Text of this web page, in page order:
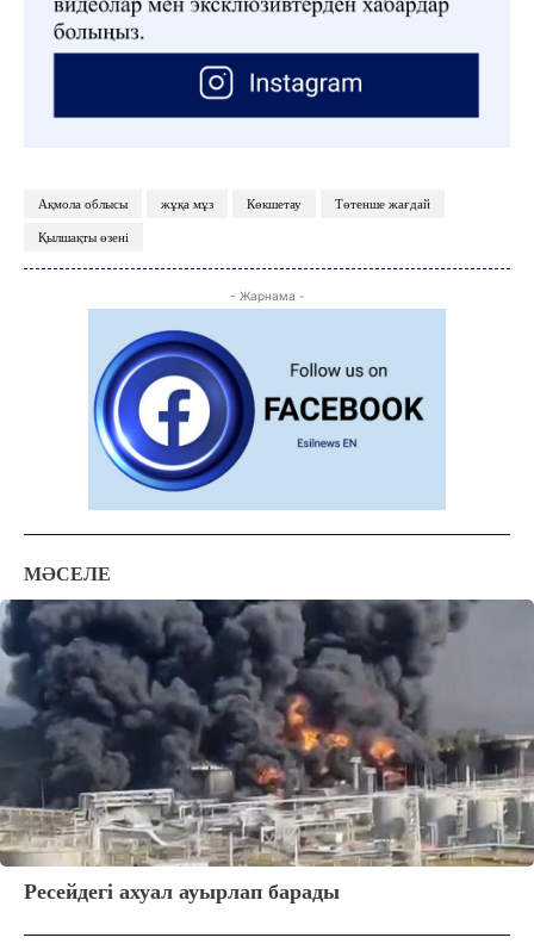
ЖАҢАЛЫҚТАР
Ақмола облысы жұқа мұз Көкшетау
Төтенше жағдай
Қылшақты өзені
- Жарнама -
МӘСЕЛЕ
Ресейдегі ахуал ауырлап барады